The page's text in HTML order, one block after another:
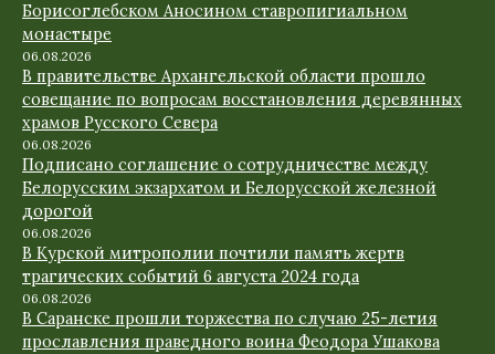
Борисоглебском Аносином ставропигиальном
монастыре
06.08.2026
В правительстве Архангельской области прошло
совещание по вопросам восстановления деревянных
храмов Русского Севера
06.08.2026
Подписано соглашение о сотрудничестве между
Белорусским экзархатом и Белорусской железной
дорогой
06.08.2026
В Курской митрополии почтили память жертв
трагических событий 6 августа 2024 года
06.08.2026
В Саранске прошли торжества по случаю 25-летия
прославления праведного воина Феодора Ушакова